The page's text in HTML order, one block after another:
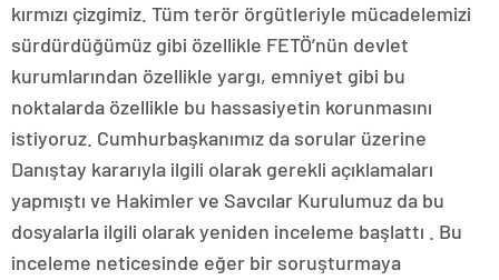
kırmızı çizgimiz. Tüm terör örgütleriyle mücadelemizi
sürdürdüğümüz gibi özellikle FETÖ’nün devlet
kurumlarından özellikle yargı, emniyet gibi bu
noktalarda özellikle bu hassasiyetin korunmasını
istiyoruz. Cumhurbaşkanımız da sorular üzerine
Danıştay kararıyla ilgili olarak gerekli açıklamaları
yapmıştı ve Hakimler ve Savcılar Kurulumuz da bu
dosyalarla ilgili olarak yeniden inceleme başlattı . Bu
inceleme neticesinde eğer bir soruşturmaya